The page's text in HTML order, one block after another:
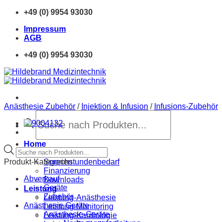
Zum
springen
+49 (0) 9954 93030
Impressum
AGB
+49 (0) 9954 93030
search
Home
Neue Produkte
Sprechstundenbedarf
Finanzierung
Downloads
Leistung
Leistung-Anästhesie
Leistung-Monitoring
Leistung-Kardiologie
Anästhesie Zubehör / Injektion & Infusion / Infusions-Zubehör
Products
search
Produkt-Kategorien
Abverkauf
Geräte
Zubehör
Anästhesie Geräte
Anästhesie-Geräte